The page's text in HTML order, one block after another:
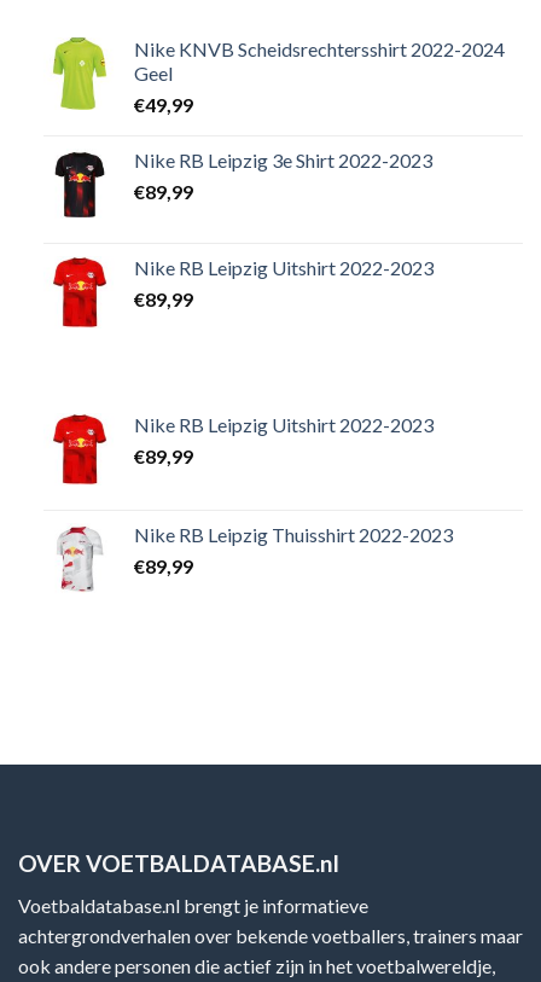
Nike KNVB Scheidsrechtersshirt 2022-2024
Geel
€49,99
Nike RB Leipzig 3e Shirt 2022-2023
€89,99
Nike RB Leipzig Uitshirt 2022-2023
€89,99
Nike RB Leipzig Uitshirt 2022-2023
€89,99
Nike RB Leipzig Thuisshirt 2022-2023
€89,99
OVER VOETBALDATABASE.nl
Voetbaldatabase.nl brengt je informatieve
achtergrondverhalen over bekende voetballers, trainers maar
ook andere personen die actief zijn in het voetbalwereldje,